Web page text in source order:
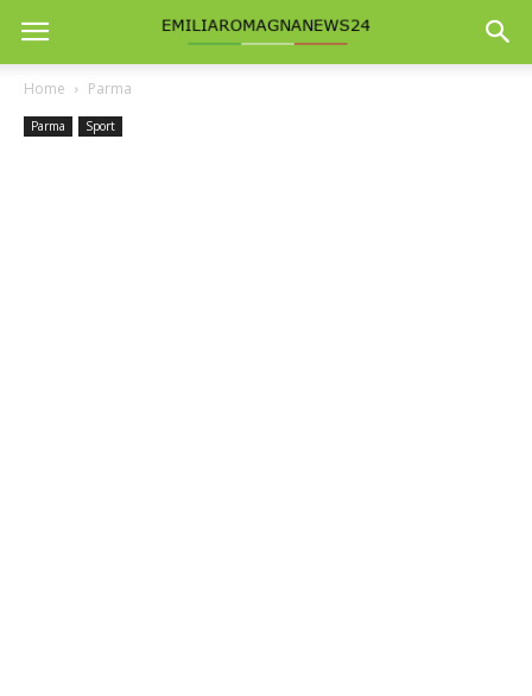
Home Parma
Parma Sport